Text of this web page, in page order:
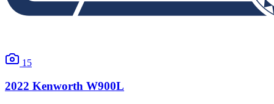
15
2022 Kenworth W900L